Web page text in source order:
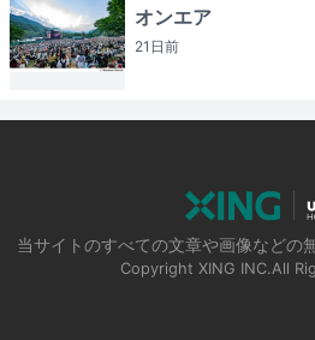
オンエア
21日前
当サイトのすべての文章や画像などの
Copyright XING INC.All